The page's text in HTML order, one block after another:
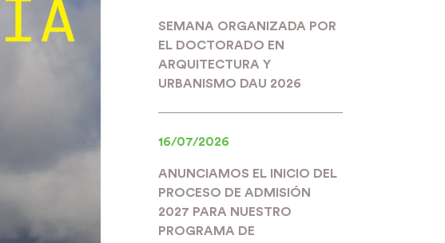
SEMANA ORGANIZADA POR
EL DOCTORADO EN
ARQUITECTURA Y
URBANISMO DAU 2026
16/07/2026
ANUNCIAMOS EL INICIO DEL
PROCESO DE ADMISIÓN
2027 PARA NUESTRO
PROGRAMA DE